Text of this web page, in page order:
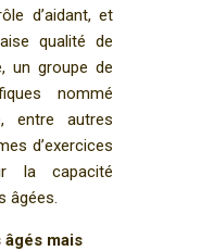
d’aidant, et
qualité de
un groupe de
nommé
entre autres
d’exercices
la capacité
âgées.
mais